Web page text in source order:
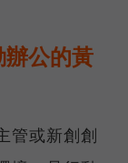
公的黃
管或新創創